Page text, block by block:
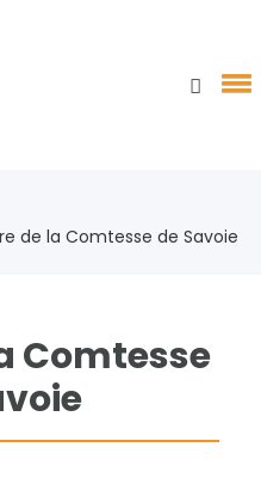
de la Comtesse de Savoie
Comtesse